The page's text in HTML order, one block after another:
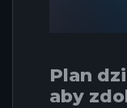
Plan
aby